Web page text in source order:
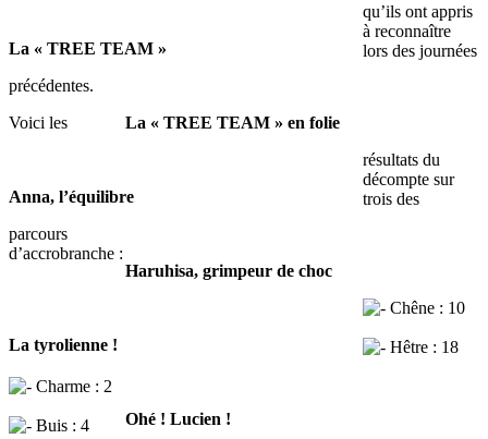
La « TREE TEAM »
La « TREE TEAM » en folie
Anna, l’équilibre
Haruhisa, grimpeur de choc
La tyrolienne !
Ohé ! Lucien !
qu’ils ont appris
à reconnaître
lors des journées
précédentes.
Voici les
résultats du
décompte sur
trois des
parcours
d’accrobranche :
Chêne : 10
Hêtre : 18
Charme : 2
Buis : 4